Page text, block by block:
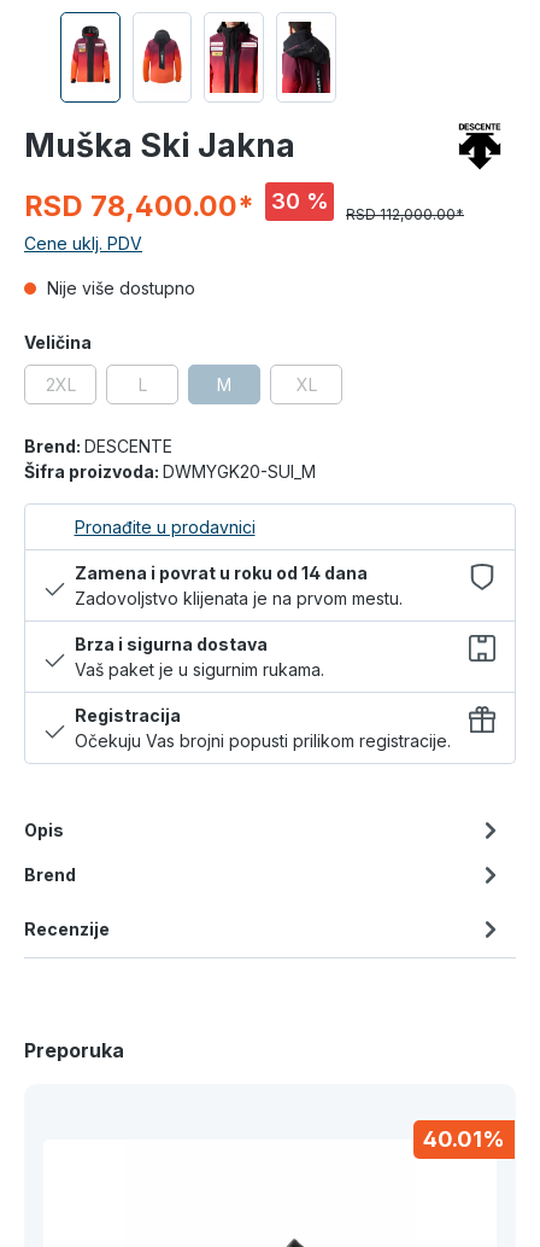
Muška Ski Jakna
RSD 78,400.00* 30 %
RSD 112,000.00*
Cene uklj. PDV
Nije više dostupno
Veličina
2XL L M XL
Brend: DESCENTE
Šifra proizvoda: DWMYGK20-SUI_M
Pronađite u prodavnici
Zamena i povrat u roku od 14 dana
Zadovoljstvo klijenata je na prvom mestu.
Brza i sigurna dostava
Vaš paket je u sigurnim rukama.
Registracija
Očekuju Vas brojni popusti prilikom registracije.
Opis
Brend
Recenzije
Preporuka
40.01%